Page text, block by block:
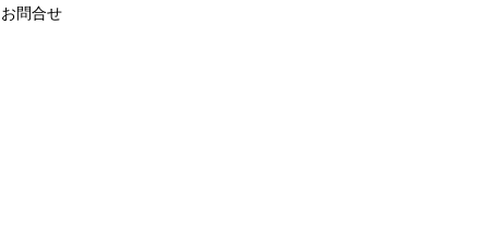
お問合せ